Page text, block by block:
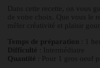
Dans cette recette, on vous
de votre choix. Que vous le
mêler créativité et plaisir
Temps de préparation : 1
Difficulté : Intermédiaire
Quantité : Pour 1 gros oeuf